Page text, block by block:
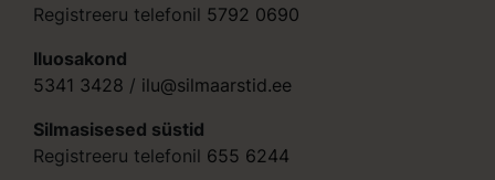
Registreeru telefonil 5792 0690
Iluosakond
5341 3428 / ilu@silmaarstid.ee
Silmasisesed süstid
Registreeru telefonil 655 6244